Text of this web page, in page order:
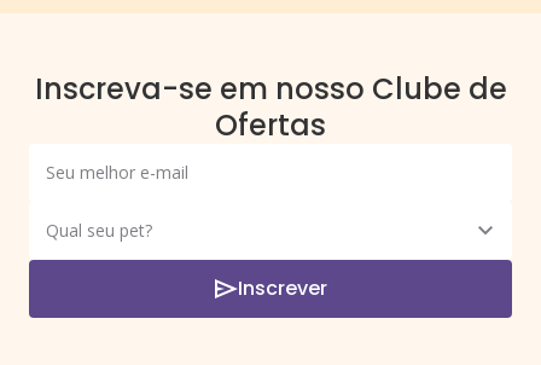
Inscreva-se em nosso Clube de
Ofertas
Inscrever